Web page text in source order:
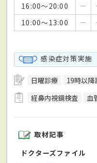
16:00～20:00
－
10:00～13:00
－
感染症対策実施
日曜診療 19時以降
経鼻内視鏡検査
血
取材記事
ドクターズファイル